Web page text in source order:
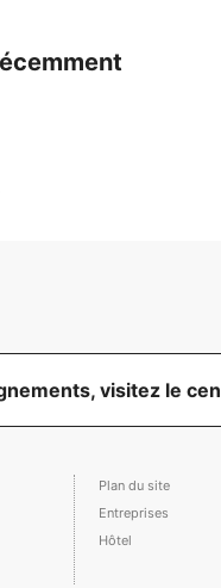
visitez le
Plan du site
Entreprises
Hôtel